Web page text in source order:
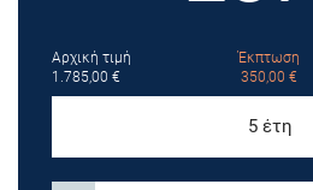
Αρχική τιμή Έκπτωση
1.785,00 € 350,00 €
5 έτη